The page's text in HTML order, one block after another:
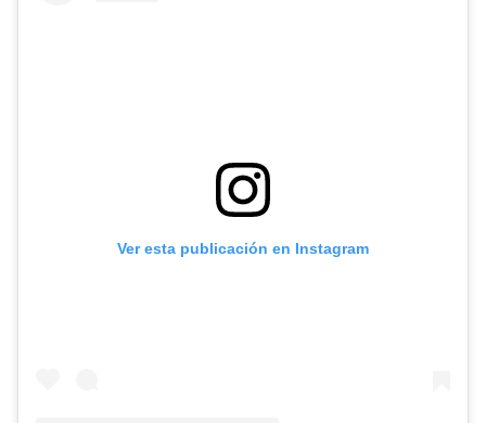
Ver esta publicación en Instagram